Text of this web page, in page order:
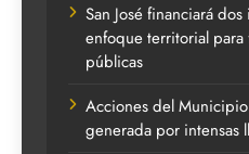
San José financiará
enfoque territorial para
públicas
Acciones del
generada por intensas